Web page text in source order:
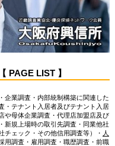
LIST 】
企業調査・内部統制構築に関連した
・テナント入居者及びテナント入居
や母体企業調査・代理店加盟店及び
新規上場時の取引先調査・同業他社
チェック・その他信用調査等）・ 人
用調査・雇用調査・職歴調査・前職